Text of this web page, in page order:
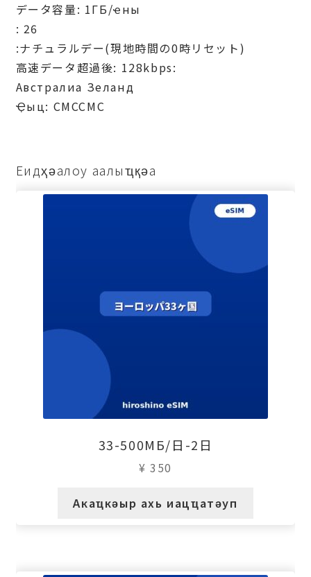
データ容量: 1ГБ/ҽны
: 26
:ナチュラルデー(現地時間の0時リセット)
高速データ超過後: 128kbps:
Австралиа Зеланд
Ҿыц: СМССМС
Еидҳәалоу аалыҵқәа
33-500МБ/日-2日
¥ 350
Акаҵкәыр ахь иацҵатәуп